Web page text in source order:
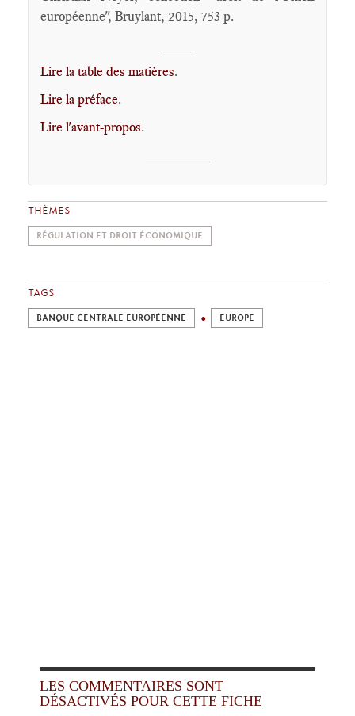
européenne", Bruylant, 2015, 753 p.
Lire la table des matières.
Lire la préface.
Lire l'avant-propos.
THÈMES
RÉGULATION ET DROIT ÉCONOMIQUE
TAGS
BANQUE CENTRALE EUROPÉENNE EUROPE
LES COMMENTAIRES SONT
DÉSACTIVÉS POUR CETTE FICHE